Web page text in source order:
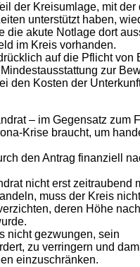
der Kreisumlage, mit der
unterstützt haben,
die akute Notlage dort
im Kreis vorhanden.
auf die Pflicht von
zur
den Kosten der
– im Gegensatz zum
Krise braucht, um
den Antrag finanziell
nicht erst zeitraubend
muss der Kreis
deren Höhe
nicht gezwungen, sein
zu verringern und
einzuschränken.